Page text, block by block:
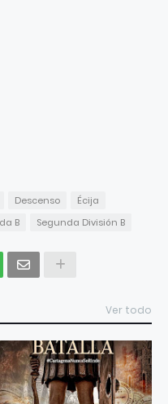
Descenso
Écija
B Segunda División B
Ver todo